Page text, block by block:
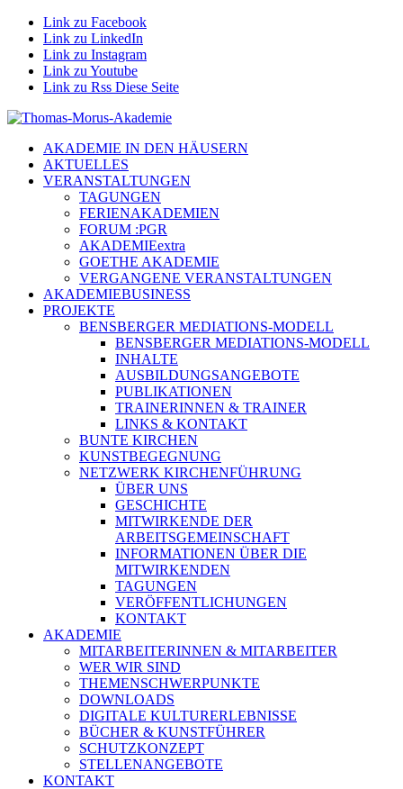
Link zu Facebook
Link zu LinkedIn
Link zu Instagram
Link zu Youtube
Link zu Rss Diese Seite
AKADEMIE IN DEN HÄUSERN
AKTUELLES
VERANSTALTUNGEN
TAGUNGEN
FERIENAKADEMIEN
FORUM :PGR
AKADEMIEextra
GOETHE AKADEMIE
VERGANGENE VERANSTALTUNGEN
AKADEMIEBUSINESS
PROJEKTE
BENSBERGER MEDIATIONS-MODELL
BENSBERGER MEDIATIONS-MODELL
INHALTE
AUSBILDUNGSANGEBOTE
PUBLIKATIONEN
TRAINERINNEN & TRAINER
LINKS & KONTAKT
BUNTE KIRCHEN
KUNSTBEGEGNUNG
NETZWERK KIRCHENFÜHRUNG
ÜBER UNS
GESCHICHTE
MITWIRKENDE DER
ARBEITSGEMEINSCHAFT
INFORMATIONEN ÜBER DIE
MITWIRKENDEN
TAGUNGEN
VERÖFFENTLICHUNGEN
KONTAKT
AKADEMIE
MITARBEITERINNEN & MITARBEITER
WER WIR SIND
THEMENSCHWERPUNKTE
DOWNLOADS
DIGITALE KULTURERLEBNISSE
BÜCHER & KUNSTFÜHRER
SCHUTZKONZEPT
STELLENANGEBOTE
KONTAKT